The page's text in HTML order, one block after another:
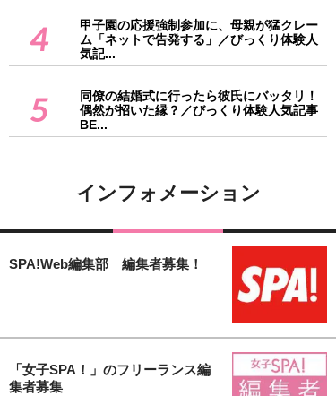
4
甲子園の応援強制参加に、母親が猛クレー
ム「ネットで告発する」／びっくり体験人
気記...
5
同僚の結婚式に行ったら彼氏にバッタリ！
偶然が招いた縁？／びっくり体験人気記事
BE...
インフォメーション
SPA!Web編集部 編集者募集！
「女子SPA！」のフリーランス編
集者募集